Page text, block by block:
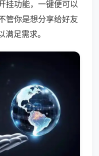
挂功能，一键便可以
管你是想分享给好友
足需求。